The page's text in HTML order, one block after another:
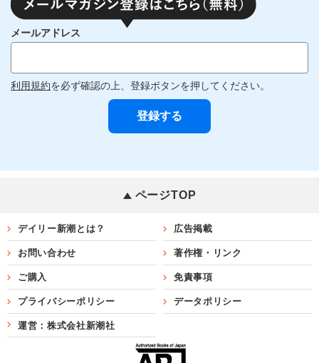
メールアドレス
利用規約を必ず確認の上、登録ボタンを押してください。
ページTOP
デイリー新潮とは？ 広告掲載
お問い合わせ 著作権・リンク
ご購入 免責事項
プライバシーポリシー データポリシー
運営：株式会社新潮社